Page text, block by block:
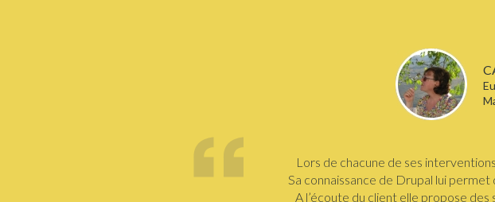
Lors de chacune de ses
Sa connaissance de Drupal lui
A l’écoute du client elle propose